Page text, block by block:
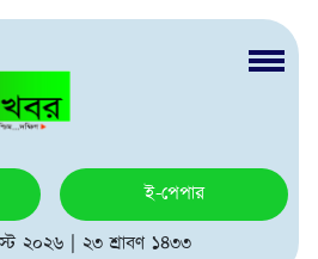
ই-পেপার
২০২৬ | ২৩ শ্রাবণ ১৪৩৩